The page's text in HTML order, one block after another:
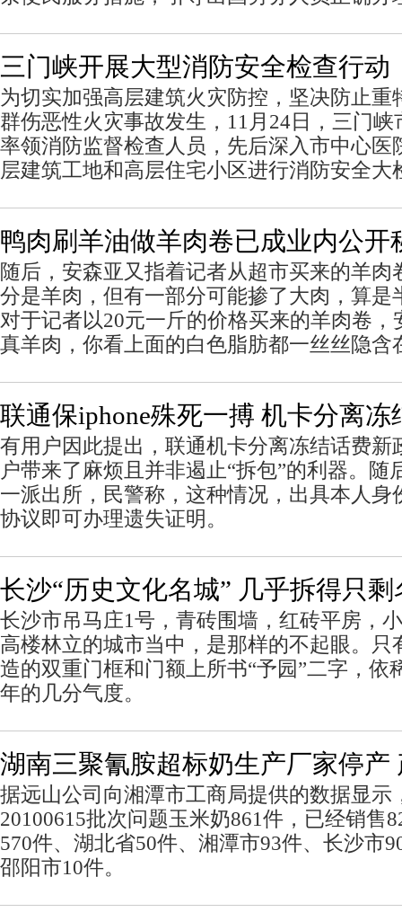
三门峡开展大型消防安全检查行动
为切实加强高层建筑火灾防控，坚决防止重
群伤恶性火灾事故发生，11月24日，三门
率领消防监督检查人员，先后深入市中心医
层建筑工地和高层住宅小区进行消防安全大
鸭肉刷羊油做羊肉卷已成业内公开
随后，安森亚又指着记者从超市买来的羊肉
分是羊肉，但有一部分可能掺了大肉，
对于记者以20元一斤的价格买来的羊肉卷，
真羊肉，你看上面的白色脂肪都一丝丝隐含
联通保iphone殊死一搏 机卡分离冻
有用户因此提出，联通机卡分离冻结话费新
户带来了麻烦且并非遏止“拆包”的利器。随
一派出所，民警称，这种情况，出具本人身
协议即可办理遗失证明。
长沙“历史文化名城” 几乎拆得只剩
长沙市吊马庄1号，青砖围墙，红砖平房，
高楼林立的城市当中，是那样的不起眼。只
造的双重门框和门额上所书“予园”二字，依
年的几分气度。
湖南三聚氰胺超标奶生产厂家停产
据远山公司向湘潭市工商局提供的数据显示
20100615批次问题玉米奶861件，已经销售
570件、湖北省50件、湘潭市93件、长沙市
邵阳市10件。